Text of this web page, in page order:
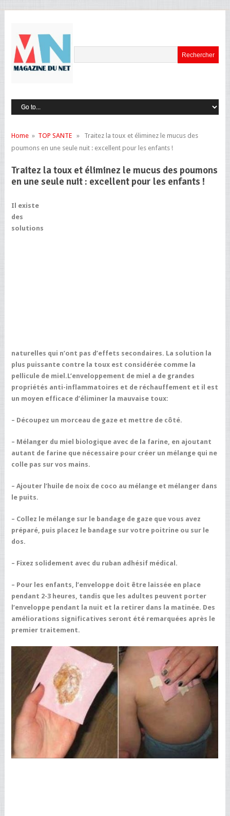
Home» TOP SANTE» Traitez la toux et éliminez le mucus des
poumons en une seule nuit : excellent pour les enfants !
Traitez la toux et éliminez le mucus des poumons
en une seule nuit : excellent pour les enfants !
Il existe
des
solutions
naturelles qui n’ont pas d’effets secondaires. La solution la
plus puissante contre la toux est considérée comme la
pellicule de miel.L’enveloppement de miel a de grandes
propriétés anti-inflammatoires et de réchauffement et il est
un moyen efficace d’éliminer la mauvaise toux:
– Découpez un morceau de gaze et mettre de côté.
– Mélanger du miel biologique avec de la farine, en ajoutant
autant de farine que nécessaire pour créer un mélange qui ne
colle pas sur vos mains.
– Ajouter l’huile de noix de coco au mélange et mélanger dans
le puits.
– Collez le mélange sur le bandage de gaze que vous avez
préparé, puis placez le bandage sur votre poitrine ou sur le
dos.
– Fixez solidement avec du ruban adhésif médical.
– Pour les enfants, l’enveloppe doit être laissée en place
pendant 2-3 heures, tandis que les adultes peuvent porter
l’enveloppe pendant la nuit et la retirer dans la matinée. Des
améliorations significatives seront été remarquées après le
premier traitement.